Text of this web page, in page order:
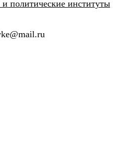
и политические институты